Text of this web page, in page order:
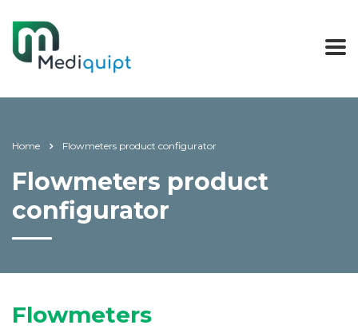
Home Flowmeters product configurator
Flowmeters product
configurator
Flowmeters